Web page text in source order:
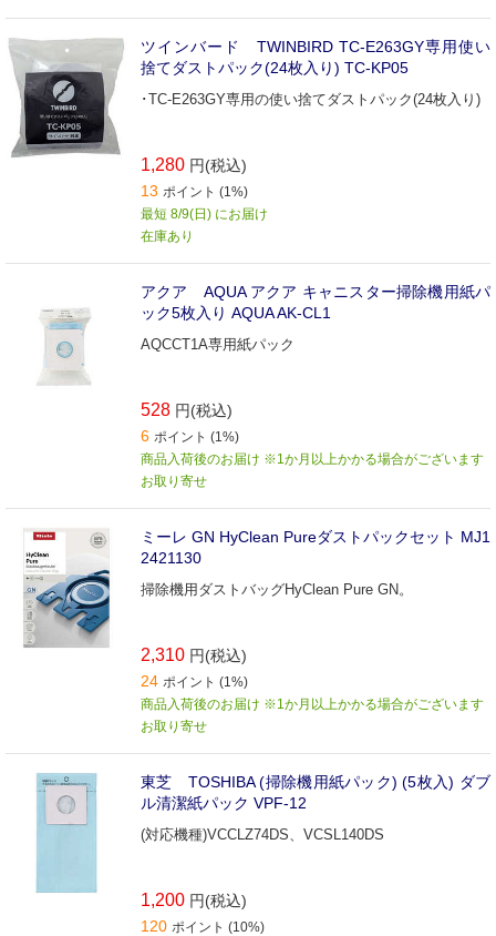
ツインバード TWINBIRD TC-E263GY専用使い
捨てダストパック(24枚入り) TC-KP05
･TC-E263GY専用の使い捨てダストパック(24枚入り)
1,280 円(税込)
13 ポイント (1%)
最短 8/9(日) にお届け
在庫あり
アクア AQUA アクア キャニスター掃除機用紙パ
ック5枚入り AQUA AK-CL1
AQCCT1A専用紙パック
528 円(税込)
6 ポイント (1%)
商品入荷後のお届け ※1か月以上かかる場合がございます
お取り寄せ
ミーレ GN HyClean Pureダストパックセット MJ1
2421130
掃除機用ダストバッグHyClean Pure GN。
2,310 円(税込)
24 ポイント (1%)
商品入荷後のお届け ※1か月以上かかる場合がございます
お取り寄せ
東芝 TOSHIBA (掃除機用紙パック) (5枚入) ダブ
ル清潔紙パック VPF-12
(対応機種)VCCLZ74DS、VCSL140DS
1,200 円(税込)
120 ポイント (10%)